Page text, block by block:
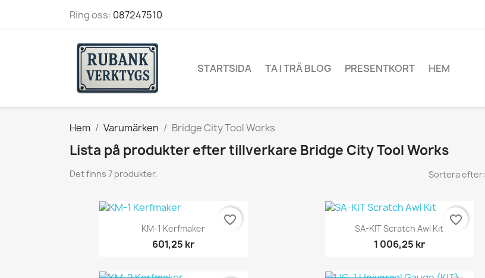
Ring oss: 087247510
STARTSIDA TA I TRÄ BLOG PRESENTKORT HEM
Hem Varumärken Bridge City Tool Works
Lista på produkter efter tillverkare Bridge City Tool Works
Det finns 7 produkter. Sortera efter:
 Snabbvy
KM-1 Kerfmaker
601,25 kr
favorite_border Snabbvy
SA-KIT Scratch Awl Kit
1 006,25 kr
favorite_border